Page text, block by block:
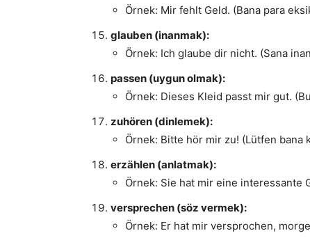
Örnek: Mir fehlt Geld. (Bana para
glauben (inanmak):
Örnek: Ich glaube dir nicht. (Sana
passen (uygun olmak):
Örnek: Dieses Kleid passt mir gut.
zuhören (dinlemek):
Örnek: Bitte hör mir zu! (Lütfen bana
erzählen (anlatmak):
Örnek: Sie hat mir eine interessante
versprechen (söz vermek):
Örnek: Er hat mir versprochen,